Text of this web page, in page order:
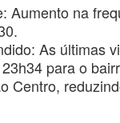
Aumento na
As últimas
para o
Centro,